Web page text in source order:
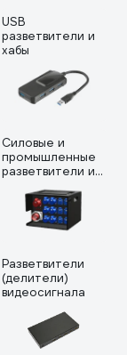
USB
разветвители и
хабы
Силовые и
промышленные
разветвители и
Разветвители
(делители)
видеосигнала